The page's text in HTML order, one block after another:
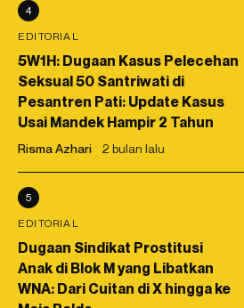
4
EDITORIAL
5W1H: Dugaan Kasus Pelecehan
Seksual 50 Santriwati di
Pesantren Pati: Update Kasus
Usai Mandek Hampir 2 Tahun
Risma Azhari 2 bulan lalu
5
EDITORIAL
Dugaan Sindikat Prostitusi
Anak di Blok M yang Libatkan
WNA: Dari Cuitan di X hingga ke